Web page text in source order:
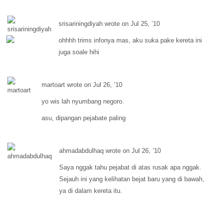
srisariningdiyah wrote on Jul 25, ’10
ohhhh trims infonya mas, aku suka pake kereta ini
juga soale hihi
martoart wrote on Jul 26, ’10
yo wis lah nyumbang negoro.
asu, dipangan pejabate paling
ahmadabdulhaq wrote on Jul 26, ’10
Saya nggak tahu pejabat di atas rusak apa nggak.
Sejauh ini yang kelihatan bejat baru yang di bawah,
ya di dalam kereta itu.